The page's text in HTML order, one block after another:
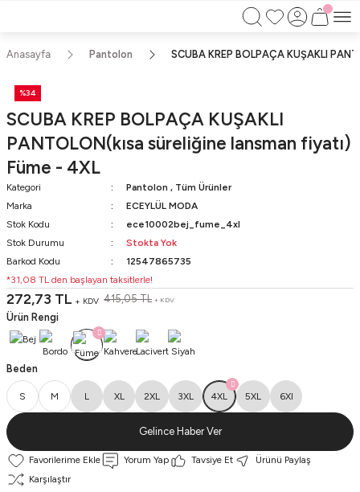
750TL ÜZERİ ALIŞVERİŞLERİNİZDE KARGO BEDAVA!!
Anasayfa Pantolon SCUBA KREP BOLPAÇA KUŞAKLI
%34
SCUBA KREP BOLPAÇA KUŞAKLI
PANTOLON(kısa süreliğine lansman fiyatı)
Füme - 4XL
Kategori Pantolon , Tüm Ürünler
Marka
ECEYLÜL MODA
Stok Kodu
ece10002bej_fume_4xl
Stok Durumu
Stokta Yok
Barkod Kodu
12547865735
*31,08 TL den başlayan taksitlerle!
272,73 TL + KDV 415,05 TL + KDV
Ürün Rengi
Beden
S M L XL 2XL 3XL 4XL 5XL 6Xl
Gelince Haber Ver
Yorum Yap Tavsiye Et
Ürünü Paylaş
Karşılaştır